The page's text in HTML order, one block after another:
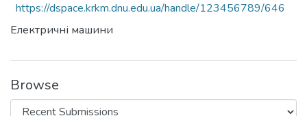
https://dspace.krkm.dnu.edu.ua/handle/123456789/646
Електричні машини
Browse